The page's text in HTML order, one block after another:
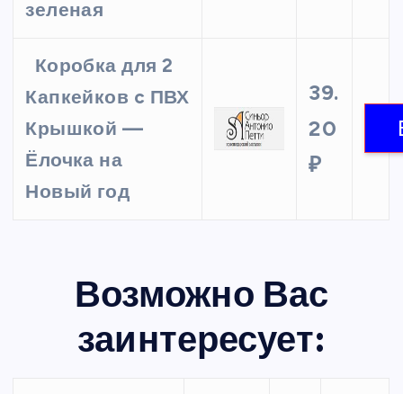
зеленая
Коробка для 2
Капкейков c ПВХ
Крышкой —
Ёлочка на
Новый год
39.
20
₽
Возможно Вас
заинтересует: